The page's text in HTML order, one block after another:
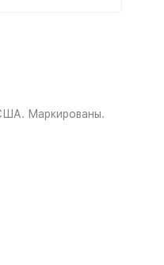
Маркированы.